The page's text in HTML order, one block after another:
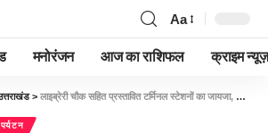
Aa
मनोरंजन आज का राशिफल क्राइम न्यूज़
> लाइब्रेरी चौक सहित प्रस्तावित टर्मिनल स्टेशनों का जायजा, ट्रैफिक जाम कम करने और पर्यटन को बढ़ावा देने की दिशा में तेज हुई तैयारियां-Newsnetra
पर्यटन